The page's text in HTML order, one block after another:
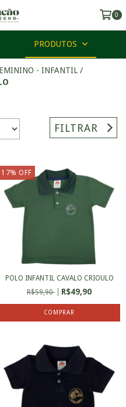
0
PRODUTOS
- INFANTIL /
FILTRAR
17% OFF
POLO INFANTIL CAVALO CRIOULO
R$59,90
R$49,90
COMPRAR